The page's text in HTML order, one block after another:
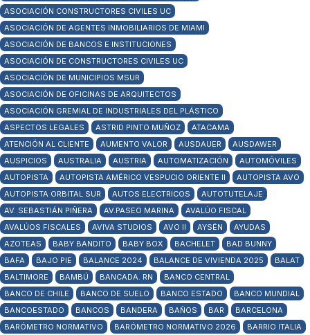
ASOCIACIÓN CONSTRUCTORES CIVILES UC
ASOCIACIÓN DE AGENTES INMOBILIARIOS DE MIAMI
ASOCIACIÓN DE BANCOS E INSTITUCIONES
ASOCIACIÓN DE CONSTRUCTORES CIVILES UC
ASOCIACIÓN DE MUNICIPIOS MSUR
ASOCIACIÓN DE OFICINAS DE ARQUITECTOS
ASOCIACIÓN GREMIAL DE INDUSTRIALES DEL PLÁSTICO
ASPECTOS LEGALES
ASTRID PINTO MUÑOZ
ATACAMA
ATENCIÓN AL CLIENTE
AUMENTO VALOR AUSDAUER
AUSDAWER
AUSPICIOS
AUSTRALIA AUSTRIA AUTOMATIZACIÓN
AUTOMÓVILES
AUTOPISTA
AUTOPISTA AMÉRICO VESPUCIO ORIENTE II
AUTOPISTA AVO
AUTOPISTA ORBITAL SUR
AUTOS ELECTRICOS
AUTOTUTELAJE
AV. SEBASTIÁN PIÑERA
AV.PASEO MARINA
AVALÚO FISCAL
AVALÚOS FISCALES
AVIVA STUDIOS AVO II AYSÉN
AYUDAS
AZOTEAS
BABY BANDITO BABY BOX BACHELET
BAD BUNNY
BAFA
BAJO PIE BALANCE 2024 BALANCE DE VIVIENDA 2025
BALAT
BALTIMORE
BAMBÚ BANCADA. RN
BANCO CENTRAL
BANCO DE CHILE
BANCO DE SUELO BANCO ESTADO
BANCO MUNDIAL
BANCOESTADO
BANCOS BANDERA BAÑOS BAR
BARCELONA
BARÓMETRO NORMATIVO
BARÓMETRO NORMATIVO 2026
BARRIO ITALIA